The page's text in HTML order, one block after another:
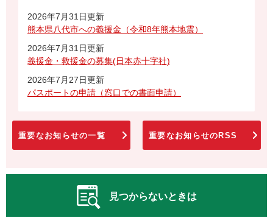
2026年7月31日更新
熊本県八代市への義援金（令和8年熊本地震）
2026年7月31日更新
義援金・救援金の募集(日本赤十字社)
2026年7月27日更新
パスポートの申請（窓口での書面申請）
重要なお知らせの一覧 重要なお知らせのRSS
見つからないときは